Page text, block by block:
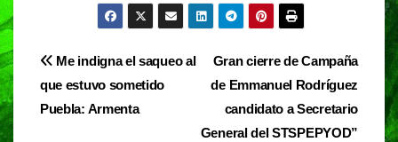
e
b
o
at
s
A
e
gr
t
Navegación
de
Gran cierre de Campaña
de Emmanuel Rodríguez
candidato a Secretario
General del STSPEPYOD”
Me indigna el saqueo al
que estuvo sometido
Puebla: Armenta